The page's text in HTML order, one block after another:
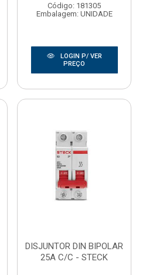
Código: 181305
Embalagem: UNIDADE
LOGIN P/ VER
PREÇO
DISJUNTOR DIN BIPOLAR
25A C/C - STECK